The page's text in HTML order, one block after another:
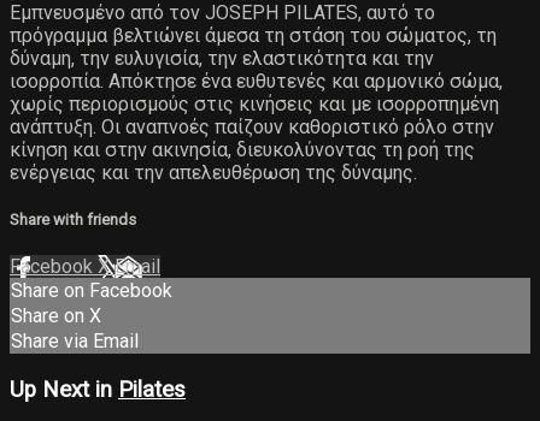
Εμπνευσμένο από τον JOSEPH PILATES, αυτό το
πρόγραμμα βελτιώνει άμεσα τη στάση του σώματος, τη
δύναμη, την ευλυγισία, την ελαστικότητα και την
ισορροπία. Απόκτησε ένα ευθυτενές και αρμονικό σώμα,
χωρίς περιορισμούς στις κινήσεις και με ισορροπημένη
ανάπτυξη. Οι αναπνοές παίζουν καθοριστικό ρόλο στην
κίνηση και στην ακινησία, διευκολύνοντας τη ροή της
ενέργειας και την απελευθέρωση της δύναμης.
Share with friends
Facebook XEmail
Share on Facebook
Share on X
Share via Email
Up Next in Pilates